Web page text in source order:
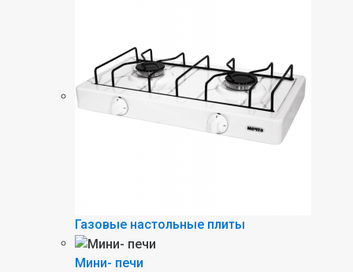
Газовые настольные плиты
Мини- печи